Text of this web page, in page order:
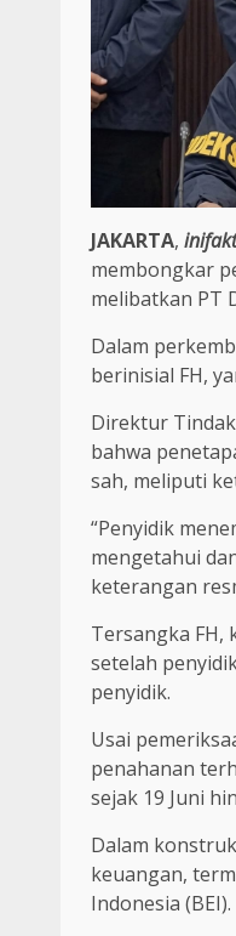
JAKARTA,
membongkar
melibatkan PT
Dalam
berinisial FH,
Direktur
bahwa
sah, meliputi
“Penyidik
mengetahui
keterangan
Tersangka FH,
setelah
penyidik.
Usai
penahanan
sejak 19 Juni
Dalam
keuangan,
Indonesia (BEI).